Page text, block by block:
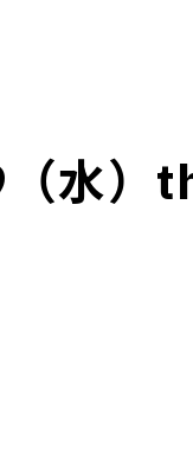
水）